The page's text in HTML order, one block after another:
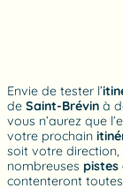
Envie de tester l’
de Saint-Brévin à
vous n’aurez que
votre prochain
soit votre
nombreuses pistes
contenteront